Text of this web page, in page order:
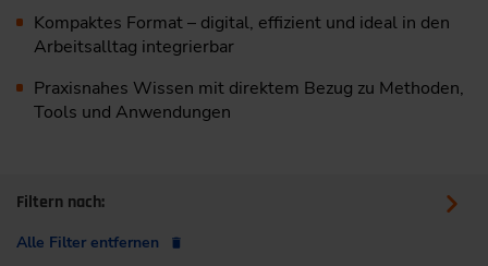
Kompaktes Format – digital, effizient und ideal in den
Arbeitsalltag integrierbar
Praxisnahes Wissen mit direktem Bezug zu Methoden,
Tools und Anwendungen
Filtern nach:
Alle Filter entfernen